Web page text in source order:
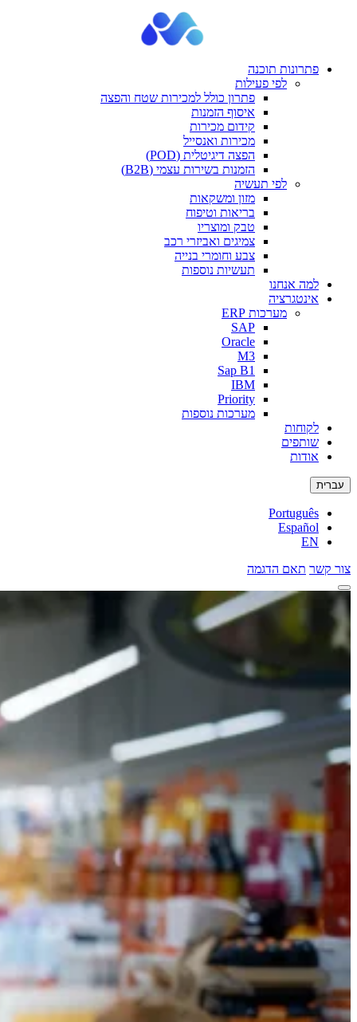
פתרונות תוכנה
לפי פעילות
פתרון כולל למכירות שטח והפצה
איסוף הזמנות
קידום מכירות
מכירות ואנסייל
הפצה דיגיטלית (POD)
הזמנות בשירות עצמי (B2B)
לפי תעשיה
מזון ומשקאות
בריאות וטיפוח
טבק ומוצריו
צמיגים ואביזרי רכב
צבע וחומרי בנייה
תעשיות נוספות
למה אנחנו
אינטגרציה
מערכות ERP
SAP
Oracle
M3
Sap B1
IBM
Priority
מערכות נוספות
לקוחות
שותפים
אודות
עברית
Português
Español
EN
צור קשר תאם הדגמה